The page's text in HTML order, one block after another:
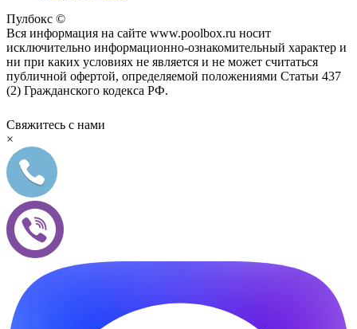
Пулбокс ©
Вся информация на сайте www.poolbox.ru носит
исключительно информационно-ознакомительный характер и
ни при каких условиях не является и не может считаться
публичной офертой, определяемой положениями Статьи 437
(2) Гражданского кодекса РФ.
Свяжитесь с нами
×